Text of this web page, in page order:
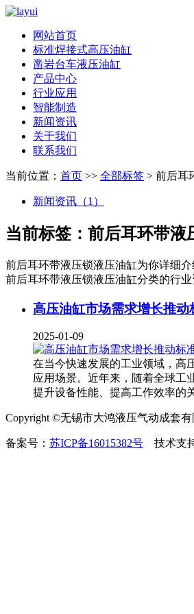
网站首页
标准焊接式高压油缸
凿岩台车液压油缸
产品中心
行业应用
智能制造
新闻资讯
关于我们
联系我们
当前位置： 首页 >> 全部标签 > 前后耳
新闻资讯（1）
当前标签： 前后耳环带液
前后耳环带液压锁液压油缸为你详细介
前后耳环带液压锁液压油缸分类的行
高压油缸市场需求增长推动
2025-01-09
在当今快速发展的工业领域，高
应用场景。近年来，随着全球工
提升设备性能、提高工作效率的
Copyright ©无锡市大鸿液压气动成套
备案号： 苏ICP备16015382号 技术支